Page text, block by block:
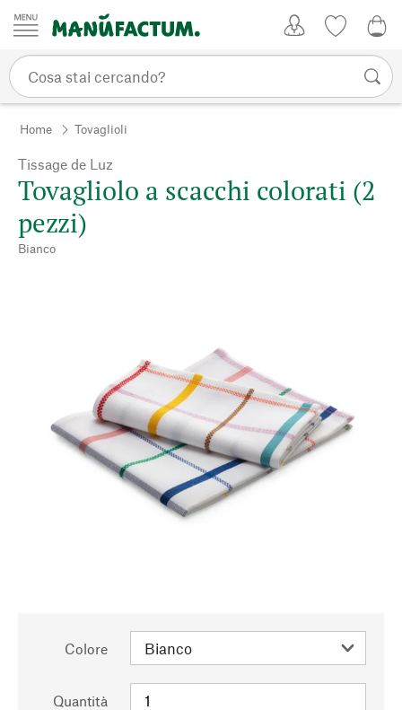
Vai al contenuto
Home Tovaglioli
Tissage de Luz
Tovagliolo a scacchi colorati (2
pezzi)
Bianco
Colore
Quantità